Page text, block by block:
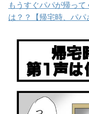
もうすぐパパが帰っ
は？？【帰宅時、パ